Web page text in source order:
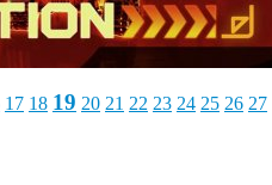
17 18 19 20 21 22 23 24 25 26 27